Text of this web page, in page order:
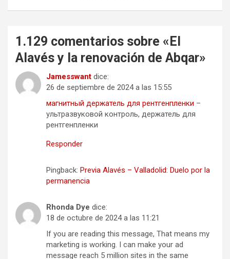
1.129 comentarios sobre « El
Alavés y la renovación de Abqar»
Jamesswant dice:
26 de septiembre de 2024 a las 15:55
магнитный держатель для рентгенпленки –
ультразвуковой контроль, держатель для
рентгенпленки
Responder
Pingback: Previa Alavés – Valladolid: Duelo por la
permanencia
Rhonda Dye dice:
18 de octubre de 2024 a las 11:21
If you are reading this message, That means my
marketing is working. I can make your ad
message reach 5 million sites in the same